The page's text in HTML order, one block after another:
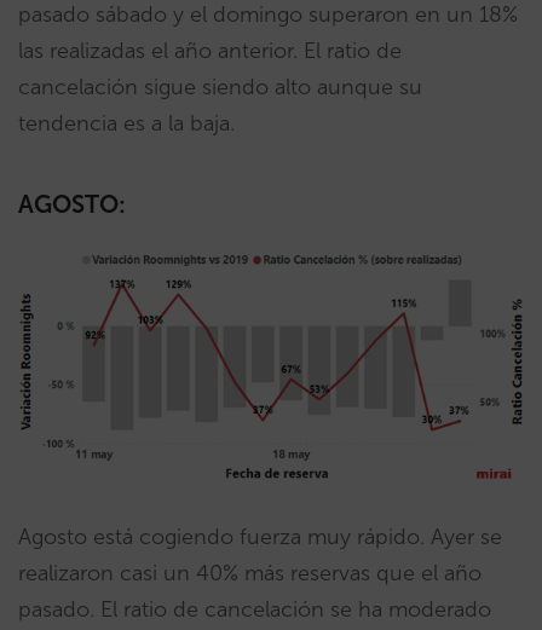
pasado sábado y el domingo superaron en un 18%
las realizadas el año anterior. El ratio de
cancelación sigue siendo alto aunque su
tendencia es a la baja.
AGOSTO:
Agosto está cogiendo fuerza muy rápido. Ayer se
realizaron casi un 40% más reservas que el año
pasado. El ratio de cancelación se ha moderado